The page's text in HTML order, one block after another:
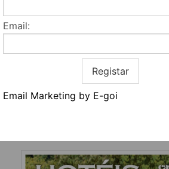
Email:
Registar
Email Marketing by E-goi